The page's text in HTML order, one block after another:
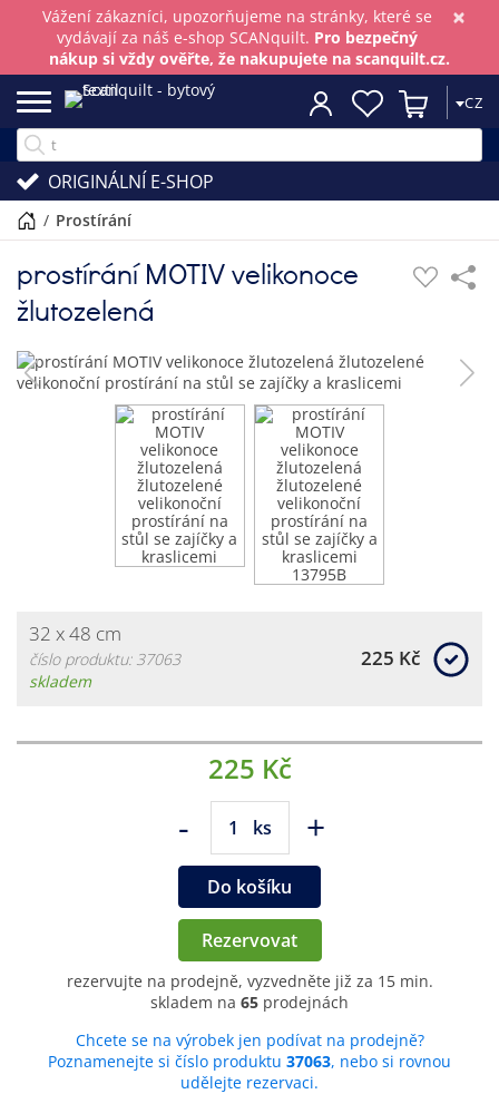
×
Vážení zákazníci, upozorňujeme na stránky, které se
vydávají za náš e-shop SCANquilt. Pro bezpečný
nákup si vždy ověřte, že nakupujete na scanquilt.cz.
CZ
ORIGINÁLNÍ E-SHOP
/ prostírání
prostírání MOTIV velikonoce
žlutozelená
32 x 48 cm
číslo produktu: 37063
skladem
225 Kč
225 Kč
- ks +
Do košíku
Rezervovat
rezervujte na prodejně, vyzvedněte již za 15 min.
skladem na 65 prodejnách
Chcete se na výrobek jen podívat na prodejně?
Poznamenejte si číslo produktu 37063, nebo si rovnou
udělejte rezervaci.